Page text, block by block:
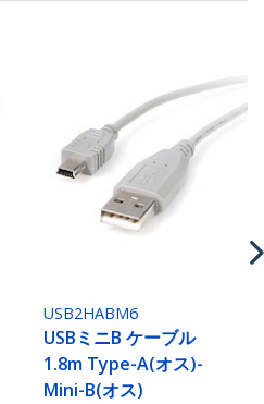
USB2HABM6
USBミニB ケーブル
1.8m Type-A(オス)-
Mini-B(オス)